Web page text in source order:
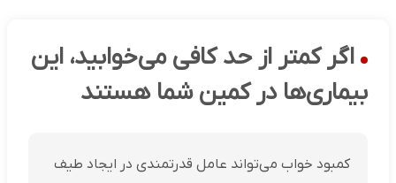
اگر کمتر از حد کافی می‌خوابید، این
بیماری‌ها در کمین شما هستند
کمبود خواب می‌تواند عامل قدرتمندی در ایجاد طیف